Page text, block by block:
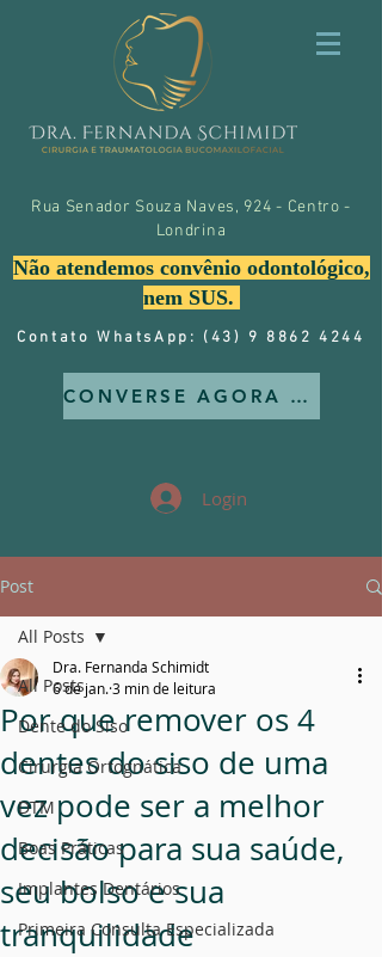
Rua Senador Souza Naves, 924 - Centro -
Londrina
Não atendemos convênio odontológico,
nem SUS.
Contato WhatsApp: (43) 9 8862 4244
CONVERSE AGORA MESMO CONOSCO
Login
Post
All Posts
Dente do Siso
Cirurgia Ortognática
DTM
Boas Práticas
Implantes Dentários
Primeira Consulta Especializada
All Posts
Por que remover os 4
dentes do siso de uma
vez pode ser a melhor
decisão para sua saúde,
seu bolso e sua
tranquilidade
Dra. Fernanda Schimidt
6 de jan.3 min de leitura